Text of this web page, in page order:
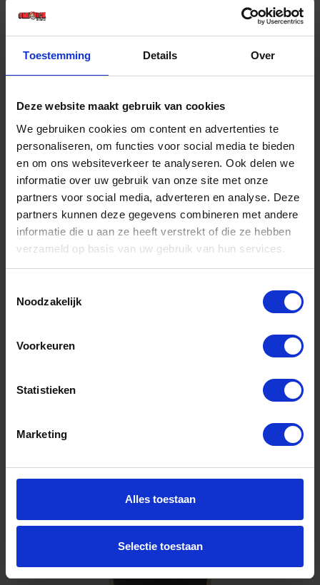
Toestemming Details Over
Deze website maakt gebruik van cookies
We gebruiken cookies om content en advertenties te
personaliseren, om functies voor social media te bieden
en om ons websiteverkeer te analyseren. Ook delen we
informatie over uw gebruik van onze site met onze
partners voor social media, adverteren en analyse. Deze
partners kunnen deze gegevens combineren met andere
informatie die u aan ze heeft verstrekt of die ze hebben
verzameld op basis van uw gebruik van hun services.
Noodzakelijk
Voorkeuren
Statistieken
Marketing
Alles toestaan
Selectie toestaan
€ 119,31 incl. BTW
-
Bestel nu!
Niet op voorraad, levertijd 1 tot meerdere werkdagen
Prijs per 1 Set
+
Set